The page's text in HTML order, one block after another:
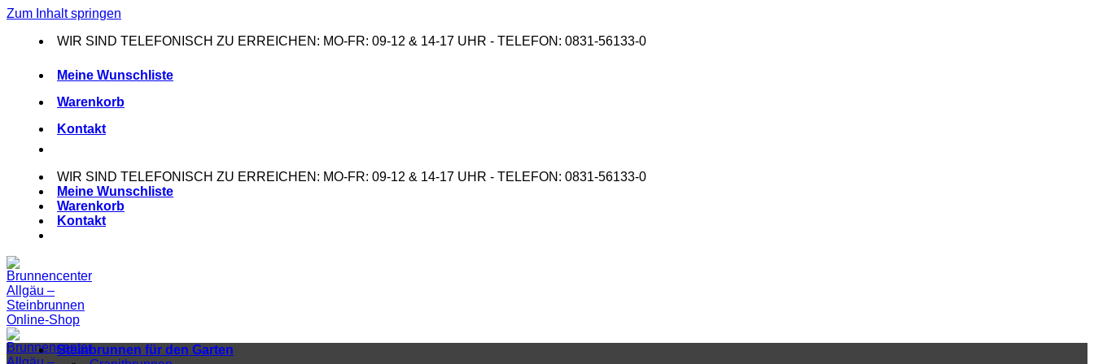
Zum Inhalt springen
WIR SIND TELEFONISCH ZU ERREICHEN: MO-FR: 09-12 & 14-17 UHR - TELEFON: 0831-56133-0
Meine Wunschliste
Warenkorb
Kontakt
WIR SIND TELEFONISCH ZU ERREICHEN: MO-FR: 09-12 & 14-17 UHR - TELEFON: 0831-56133-0
Meine Wunschliste
Warenkorb
Kontakt
Steinbrunnen für den Garten